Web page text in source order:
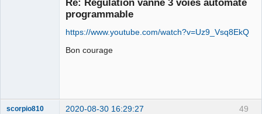
Re: Régulation vanne 3 voies automate
programmable
https://www.youtube.com/watch?v=Uz9_Vsq8EkQ
Bon courage
49
scorpio810 2020-08-30 16:29:27